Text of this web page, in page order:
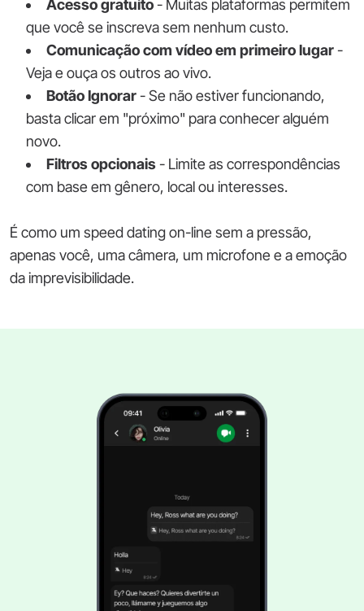
Acesso gratuito- Muitas plataformas permitem
que você se inscreva sem nenhum custo.
Comunicação com vídeo em primeiro lugar-
Veja e ouça os outros ao vivo.
Botão Ignorar- Se não estiver funcionando,
basta clicar em "próximo" para conhecer alguém
novo.
Filtros opcionais - Limite as correspondências
com base em gênero, local ou interesses.
É como um speed dating on-line sem a pressão,
apenas você, uma câmera, um microfone e a emoção
da imprevisibilidade.